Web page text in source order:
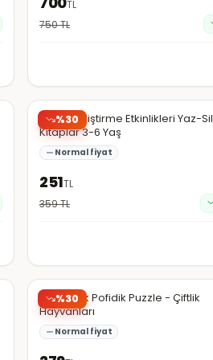
TL
750TL
%30
N11
Beyin Geliştirme Etkinlikleri Yaz-Sil
Kitaplar 3-6 Yaş
Normal fiyat
251TL
359TL
%30
N11
6-16 Ay İlk Pofidik Puzzle - Çiftlik
Hayvanları
Normal fiyat